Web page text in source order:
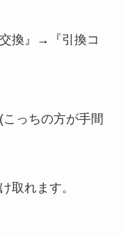
換』→『引換コ
こっちの方が手間
取れます。